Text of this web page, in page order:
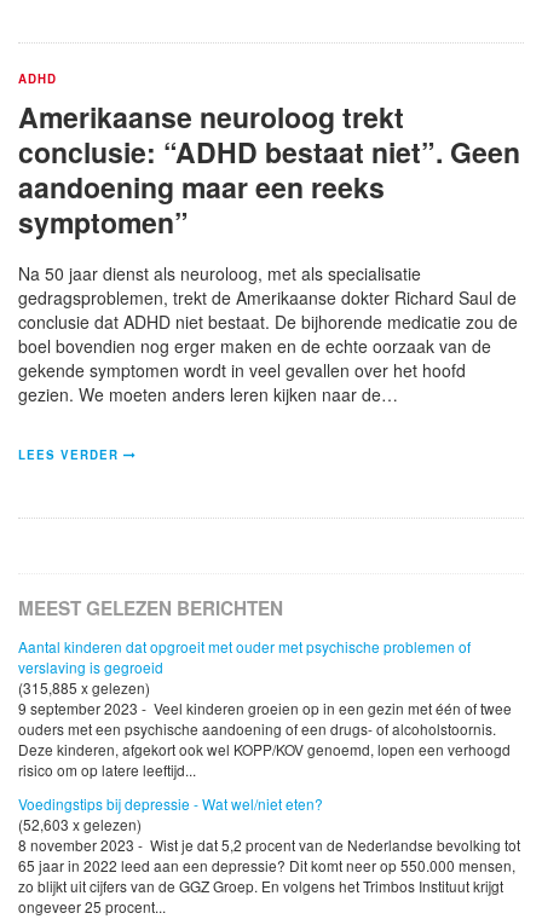
ADHD
Amerikaanse neuroloog trekt
conclusie: “ADHD bestaat niet”. Geen
aandoening maar een reeks
symptomen”
Na 50 jaar dienst als neuroloog, met als specialisatie
gedragsproblemen, trekt de Amerikaanse dokter Richard Saul de
conclusie dat ADHD niet bestaat. De bijhorende medicatie zou de
boel bovendien nog erger maken en de echte oorzaak van de
gekende symptomen wordt in veel gevallen over het hoofd
gezien. We moeten anders leren kijken naar de…
LEES VERDER
MEEST GELEZEN BERICHTEN
Aantal kinderen dat opgroeit met ouder met psychische problemen of
verslaving is gegroeid
(315,885 x gelezen)
9 september 2023 - Veel kinderen groeien op in een gezin met één of twee
ouders met een psychische aandoening of een drugs- of alcoholstoornis.
Deze kinderen, afgekort ook wel KOPP/KOV genoemd, lopen een verhoogd
risico om op latere leeftijd...
Voedingstips bij depressie - Wat wel/niet eten?
(52,603 x gelezen)
8 november 2023 - Wist je dat 5,2 procent van de Nederlandse bevolking tot
65 jaar in 2022 leed aan een depressie? Dit komt neer op 550.000 mensen,
zo blijkt uit cijfers van de GGZ Groep. En volgens het Trimbos Instituut krijgt
ongeveer 25 procent...